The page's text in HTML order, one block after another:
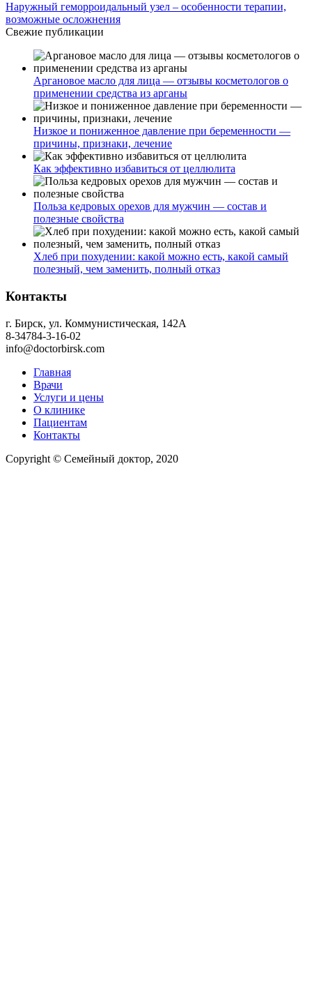
Наружный геморроидальный узел – особенности терапии,
возможные осложнения
Свежие публикации
Аргановое масло для лица — отзывы косметологов о
применении средства из арганы
Низкое и пониженное давление при беременности —
причины, признаки, лечение
Как эффективно избавиться от целлюлита
Польза кедровых орехов для мужчин — состав и
полезные свойства
Хлеб при похудении: какой можно есть, какой самый
полезный, чем заменить, полный отказ
Контакты
г. Бирск, ул. Коммунистическая, 142А
8-34784-3-16-02
info@doctorbirsk.com
Главная
Врачи
Услуги и цены
О клинике
Пациентам
Контакты
Copyright © Семейный доктор, 2020